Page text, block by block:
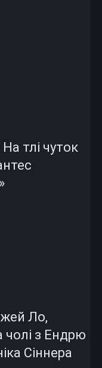
тлі чуток
Ло,
чолі з Ендрю
Сіннера